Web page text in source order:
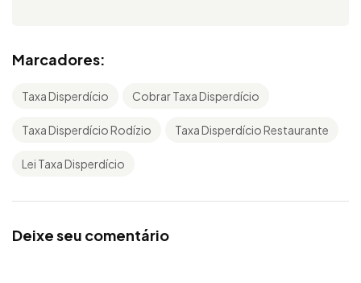
Marcadores:
Taxa Disperdício Cobrar Taxa Disperdício
Taxa Disperdício Rodízio Taxa Disperdício Restaurante
Lei Taxa Disperdício
Deixe seu comentário